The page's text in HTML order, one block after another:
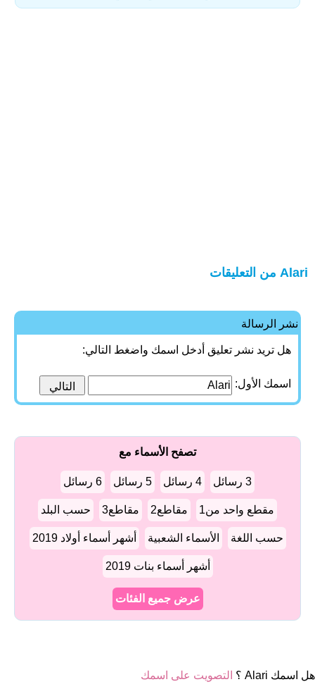
Alari من التعليقات
نشر الرسالة
هل تريد نشر تعليق أدخل اسمك واضغط التالي:
اسمك الأول:
تصفح الأسماء مع
3 رسائل 4 رسائل 5 رسائل 6 رسائل
مقطع واحد من1 مقاطع2 مقاطع3 حسب البلد
حسب اللغة الأسماء الشعبية أشهر أسماء أولاد 2019
أشهر أسماء بنات 2019
عرض جميع الفئات
هل اسمك Alari ؟ التصويت على اسمك